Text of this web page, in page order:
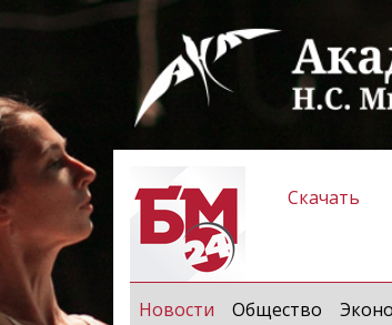
Скачать
Новости (current)
Общество